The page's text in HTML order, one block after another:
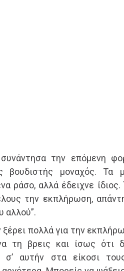
την επόμενη
βουδιστής μοναχός. Τα
ράσο, αλλά έδειχνε
την εκπλήρωση,
αλλού”.
ξέρει πολλά για την
τη βρεις και ίσως ότι
σ’ αυτήν στα είκοσι